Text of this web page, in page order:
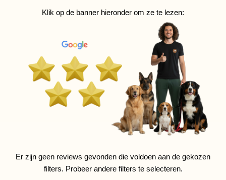
Klik op de banner hieronder om ze te lezen:
Er zijn geen reviews gevonden die voldoen aan de gekozen
filters. Probeer andere filters te selecteren.